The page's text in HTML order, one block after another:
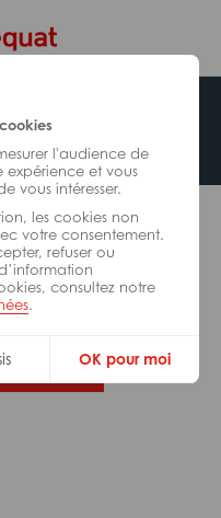
l'audience de
expérience et vous
vous intéresser.
les cookies non
votre consentement.
refuser ou
consultez notre
.
OK pour moi
de consulter n’est
peuvent vous
nos offres.
Adéquat !